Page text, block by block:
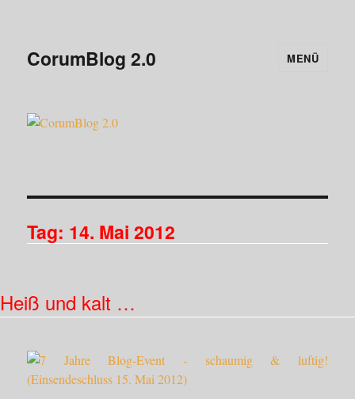
CorumBlog 2.0 MENÜ
Tag: 14. Mai 2012
Heiß und kalt …